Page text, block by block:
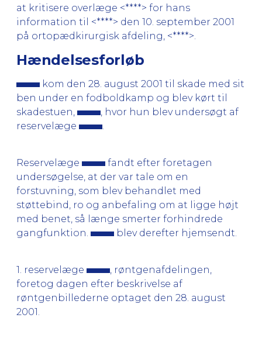
at kritisere overlæge <****> for hans
information til <****> den 10. september 2001
på ortopædkirurgisk afdeling, <****>.
Hændelsesforløb
kom den 28. august 2001 til skade med sit
ben under en fodboldkamp og blev kørt til
skadestuen,
, hvor hun blev undersøgt af
reservelæge
Reservelæge
fandt efter foretagen
undersøgelse, at der var tale om en
forstuvning, som blev behandlet med
støttebind, ro og anbefaling om at ligge højt
med benet, så længe smerter forhindrede
gangfunktion.
blev derefter hjemsendt.
1. reservelæge
, røntgenafdelingen,
foretog dagen efter beskrivelse af
røntgenbillederne optaget den 28. august
2001.